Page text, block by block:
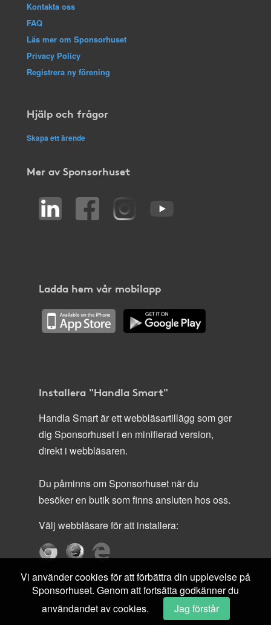
Kontakta oss
FAQ
Läs mer om Sponsorhuset
Privacy Policy
Registrera ny förening
Hjälp och frågor
Skapa ett ärende
Mer av Sponsorhuset
Ladda hem vår mobilapp
Installera "Handla Smart"
Handla Smart är ett webbläsartillägg som ger
dig Sponsorhuset i en minifierad version,
direkt i webbläsaren.
Du påminns om Sponsorhuset när du
besöker en butik som finns ansluten hos oss.
Välj webbläsare för att installera:
Vi använder cookies för att förbättra din upplevelse på
Sponsorhuset. Genom att fortsätta godkänner du
användandet av cookies.
Jag förstår